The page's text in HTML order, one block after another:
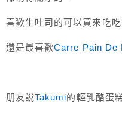
喜歡生吐司的可以買來吃
還是最喜歡Carre Pain De
朋友說Takumi的輕乳酪蛋